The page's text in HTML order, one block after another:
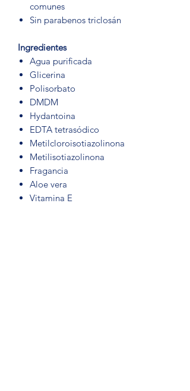
comunes
Sin parabenos triclosán
Ingredientes
Agua purificada
Glicerina
Polisorbato
DMDM
Hydantoina
EDTA tetrasódico
Metilcloroisotiazolinona
Metilisotiazolinona
Fragancia
Aloe vera
Vitamina E